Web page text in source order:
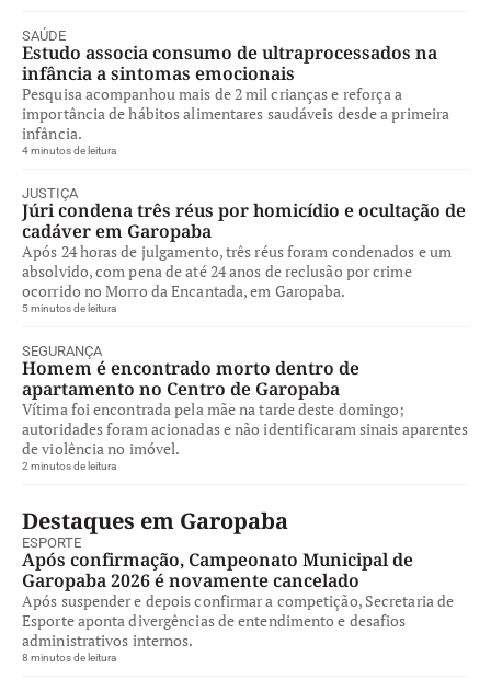
SAÚDE
Estudo associa consumo de ultraprocessados na
infância a sintomas emocionais
Pesquisa acompanhou mais de 2 mil crianças e reforça a
importância de hábitos alimentares saudáveis desde a primeira
infância.
4 minutos de leitura
JUSTIÇA
Júri condena três réus por homicídio e ocultação de
cadáver em Garopaba
Após 24 horas de julgamento, três réus foram condenados e um
absolvido, com pena de até 24 anos de reclusão por crime
ocorrido no Morro da Encantada, em Garopaba.
5 minutos de leitura
SEGURANÇA
Homem é encontrado morto dentro de
apartamento no Centro de Garopaba
Vítima foi encontrada pela mãe na tarde deste domingo;
autoridades foram acionadas e não identificaram sinais aparentes
de violência no imóvel.
2 minutos de leitura
Destaques em Garopaba
ESPORTE
Após confirmação, Campeonato Municipal de
Garopaba 2026 é novamente cancelado
Após suspender e depois confirmar a competição, Secretaria de
Esporte aponta divergências de entendimento e desafios
administrativos internos.
8 minutos de leitura